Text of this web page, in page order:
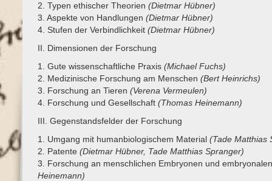
2. Typen ethischer Theorien (Dietmar Hübner)
3. Aspekte von Handlungen (Dietmar Hübner)
4. Stufen der Verbindlichkeit (Dietmar Hübner)
II. Dimensionen der Forschung
1. Gute wissenschaftliche Praxis (Michael Fuchs)
2. Medizinische Forschung am Menschen (Bert Heinrichs)
3. Forschung an Tieren (Verena Vermeulen)
4. Forschung und Gesellschaft (Thomas Heinemann)
III. Gegenstandsfelder der Forschung
1. Umgang mit humanbiologischem Material (Tade Matthias
2. Patente (Dietmar Hübner, Tade Matthias Spranger)
3. Forschung an menschlichen Embryonen und
Heinemann)